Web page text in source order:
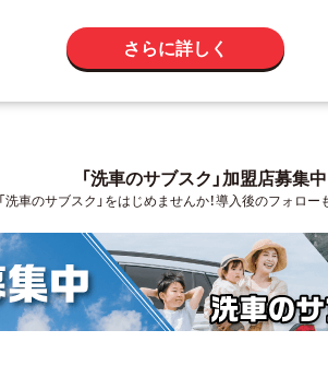
さらに詳しく
「洗車のサブスク」加盟店募集中
洗車のサブスク」をはじめませんか！導入後のフォロー